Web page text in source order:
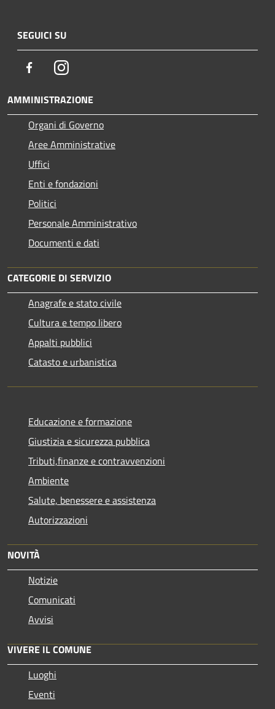
SEGUICI SU
FacebookInstagram
AMMINISTRAZIONE
Organi di Governo
Aree Amministrative
Uffici
Enti e fondazioni
Politici
Personale Amministrativo
Documenti e dati
CATEGORIE DI SERVIZIO
Anagrafe e stato civile
Cultura e tempo libero
Appalti pubblici
Catasto e urbanistica
Educazione e formazione
Giustizia e sicurezza pubblica
Tributi,finanze e contravvenzioni
Ambiente
Salute, benessere e assistenza
Autorizzazioni
NOVITÀ
Notizie
Comunicati
Avvisi
VIVERE IL COMUNE
Luoghi
Eventi